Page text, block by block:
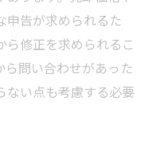
申告が求められるた
修正を求められるこ
ら問い合わせがあった
ない点も考慮する必要